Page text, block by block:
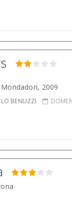
2009
BENUZZI